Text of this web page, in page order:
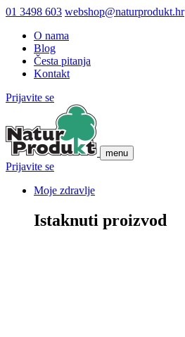
01 3498 603 webshop@naturprodukt.hr
O nama
Blog
Česta pitanja
Kontakt
Prijavite se
menu
Prijavite se
Moje zdravlje
Istaknuti proizvod